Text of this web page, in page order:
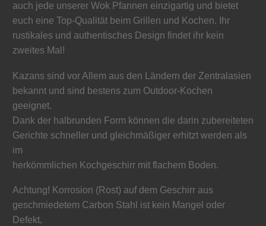
auch jede unserer Wok Pfannen einzigartig und bietet
euch eine Top-Qualität beim Grillen und Kochen. Ihr
rustikales und authentisches Design findet ihr kein
zweites Mal!
Kazans sind vor Allem aus den Ländern der Zentralasien
bekannt und sind bestens zum Outdoor-Kochen
geeignet.
Dank der halbrunden Form können die darin zubereiteten
Gerichte schneller und gleichmäßiger erhitzt werden als
im
herkömmlichen Kochgeschirr mit flachem Boden.
Achtung! Korrosion (Rost) auf dem Geschirr aus
geschmiedetem Carbon Stahl ist kein Mangel oder
Defekt,